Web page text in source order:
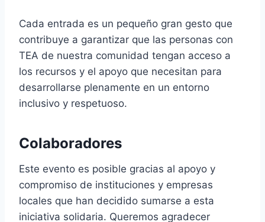
Cada entrada es un pequeño gran gesto que
contribuye a garantizar que las personas con
TEA de nuestra comunidad tengan acceso a
los recursos y el apoyo que necesitan para
desarrollarse plenamente en un entorno
inclusivo y respetuoso.
Colaboradores
Este evento es posible gracias al apoyo y
compromiso de instituciones y empresas
locales que han decidido sumarse a esta
iniciativa solidaria. Queremos agradecer